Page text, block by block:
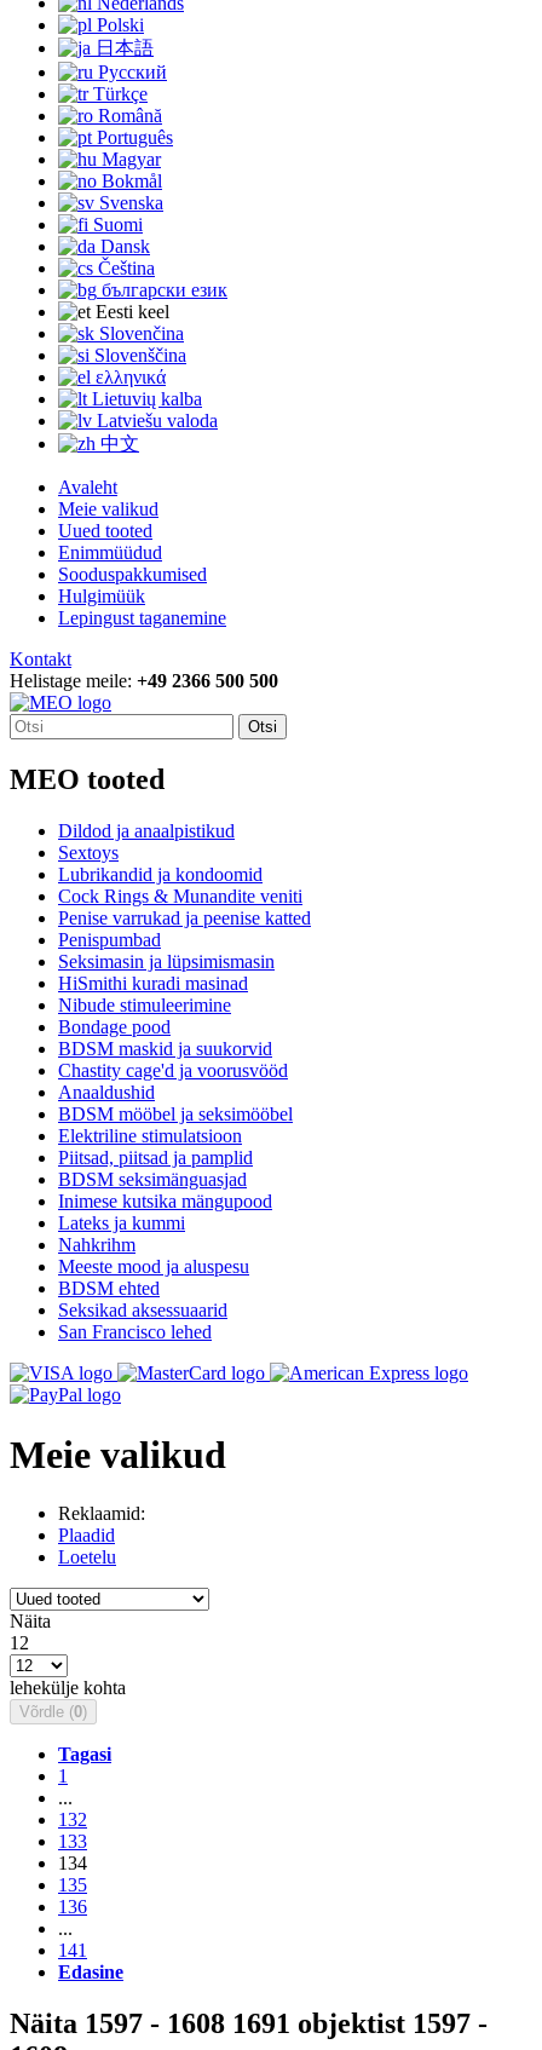
Polski
日本語
Русский
Türkçe
Română
Português
Magyar
Bokmål
Svenska
Suomi
Dansk
Čeština
български език
Eesti keel
Slovenčina
Slovenščina
ελληνικά
Lietuvių kalba
Latviešu valoda
中文
Avaleht
Meie valikud
Uued tooted
Enimmüüdud
Sooduspakkumised
Hulgimüük
Lepingust taganemine
Kontakt
Helistage meile: +49 2366 500 500
Otsi
MEO tooted
Dildod ja anaalpistikud
Sextoys
Lubrikandid ja kondoomid
Cock Rings & Munandite veniti
Penise varrukad ja peenise katted
Penispumbad
Seksimasin ja lüpsimismasin
HiSmithi kuradi masinad
Nibude stimuleerimine
Bondage pood
BDSM maskid ja suukorvid
Chastity cage'd ja voorusvööd
Anaaldushid
BDSM mööbel ja seksimööbel
Elektriline stimulatsioon
Piitsad, piitsad ja pamplid
BDSM seksimänguasjad
Inimese kutsika mängupood
Lateks ja kummi
Nahkrihm
Meeste mood ja aluspesu
BDSM ehted
Seksikad aksessuaarid
San Francisco lehed
Meie valikud
Reklaamid:
Plaadid
Loetelu
Näita
12
lehekülje kohta
Võrdle (0)
Tagasi
1
...
132
133
134
135
136
...
141
Edasine
Näita 1597 - 1608 1691 objektist 1597 -